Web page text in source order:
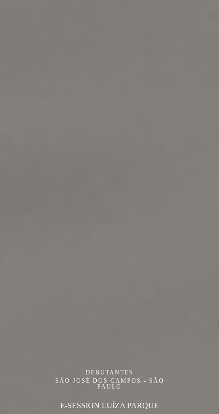
DEBUTANTES
SÃO JOSÉ DOS CAMPOS - SÃO
PAULO
E-SESSION LUÍZA PARQUE